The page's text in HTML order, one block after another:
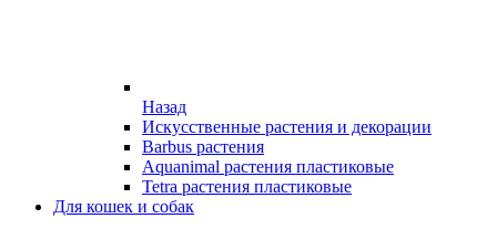
Назад
Искусственные растения и декорации
Barbus растения
Aquanimal растения пластиковые
Tetra растения пластиковые
Для кошек и собак